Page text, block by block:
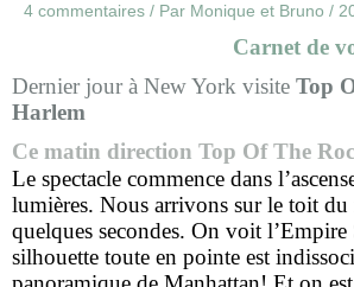
4 commentaires / Par Monique et Bruno /
Carnet de
Dernier jour à New York visite Top
Harlem
Ce matin direction Top Of The
Le spectacle commence dans
lumières. Nous arrivons sur le toit du
quelques secondes. On voit
silhouette toute en pointe est